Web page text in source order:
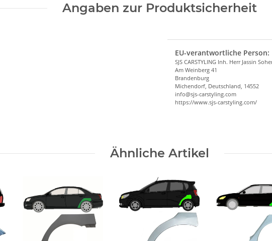
Angaben zur Produktsicherheit
EU-verantwortliche Person:
SJS CARSTYLING Inh. Herr Jassin
Am Weinberg 41
Brandenburg
Michendorf, Deutschland, 14552
info@sjs-carstyling.com
https://www.sjs-carstyling.com/
Ähnliche Artikel